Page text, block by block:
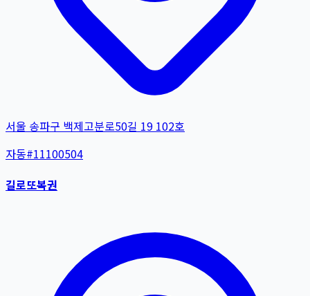
서울 송파구 백제고분로50길 19 102호
자동#11100504
길로또복권